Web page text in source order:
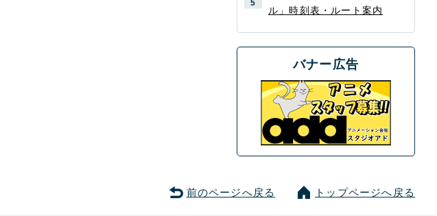
ル」時刻表・ルート案内
バナー広告
前のページへ戻る トップページへ戻る